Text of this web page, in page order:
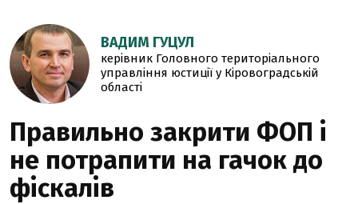
ВАДИМ ГУЦУЛ
керівник Головного територіального
управління юстиції у Кіровоградській
області
Правильно закрити ФОП і
не потрапити на гачок до
фіскалів